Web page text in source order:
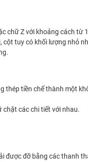
chữ Z với khoảng cách
tuy có khối lượng nhỏ
thép tiền chế thành một
chặt các chi tiết với nhau.
được đỡ bằng các thanh